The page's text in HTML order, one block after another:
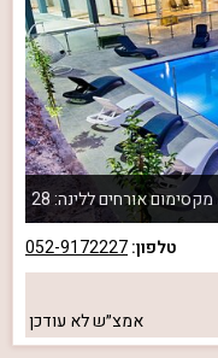
מקסימום אורחים ללינה: 28
טלפון:052-9172227
אמצ״שלא עודכן